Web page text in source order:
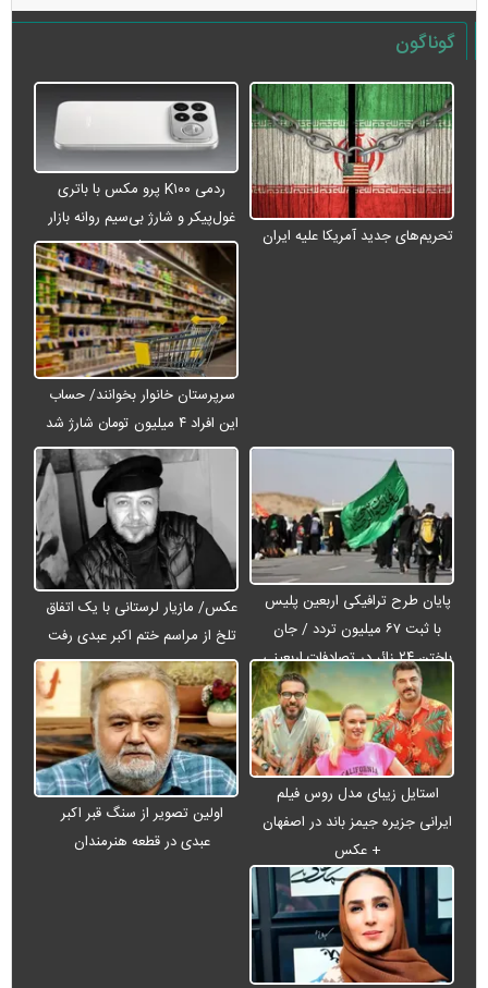
گوناگون
تحریم‌های جدید آمریکا علیه ایران
ردمی K۱۰۰ پرو مکس با باتری
غول‌پیکر و شارژ بی‌سیم روانه بازار
می‌شود
سرپرستان خانوار بخوانند/ حساب
این افراد ۴ میلیون تومان شارژ شد
پایان طرح ترافیکی اربعین پلیس
با ثبت ۶۷ میلیون تردد / جان
باختن ۲۴ زائر در تصادفات اربعینی
عکس/ مازیار لرستانی با یک اتفاق
تلخ از مراسم ختم اکبر عبدی رفت
استایل زیبای مدل روس فیلم
ایرانی جزیره جیمز باند در اصفهان
+ عکس
اولین تصویر از سنگ قبر اکبر
عبدی در قطعه هنرمندان